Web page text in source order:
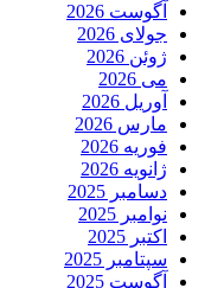
آگوست 2026
جولای 2026
ژوئن 2026
می 2026
آوریل 2026
مارس 2026
فوریه 2026
ژانویه 2026
دسامبر 2025
نوامبر 2025
اکتبر 2025
سپتامبر 2025
آگوست 2025